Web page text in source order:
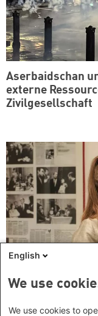
Aserbaidschan
externe
Zivilgesellschaft
English
We use
We use cookies to